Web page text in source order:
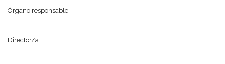
Órgano responsable
Director/a